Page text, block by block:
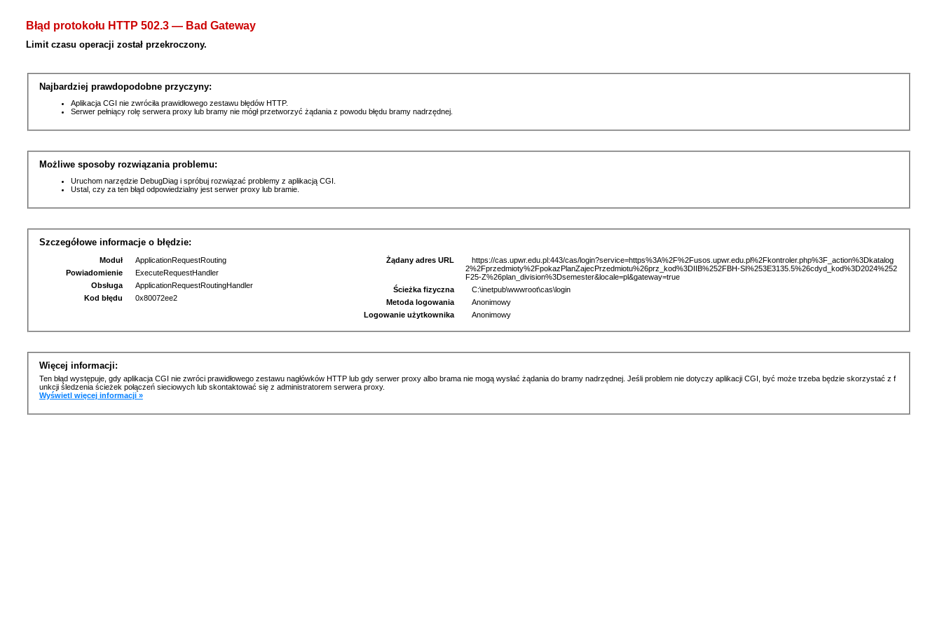
Błąd protokołu HTTP 502.3 — Bad Gateway
Limit czasu operacji został przekroczony.
Najbardziej prawdopodobne przyczyny:
Aplikacja CGI nie zwróciła prawidłowego zestawu błędów HTTP.
Serwer pełniący rolę serwera proxy lub bramy nie mógł przetworzyć żądania z powodu błędu bramy nadrzędnej.
Możliwe sposoby rozwiązania problemu:
Uruchom narzędzie DebugDiag i spróbuj rozwiązać problemy z aplikacją CGI.
Ustal, czy za ten błąd odpowiedzialny jest serwer proxy lub bramie.
Szczegółowe informacje o błędzie:
Moduł
ApplicationRequestRouting
Powiadomienie
ExecuteRequestHandler
Obsługa
ApplicationRequestRoutingHandler
Kod błędu
0x80072ee2
Żądany adres URL
https://cas.upwr.edu.pl:443/cas/login?service=https%3A%2F%2Fusos.upwr.edu.pl%2Fkontroler.php%3F_action%3Dkatalog
2%2Fprzedmioty%2FpokazPlanZajecPrzedmiotu%26prz_kod%3DIIB%252FBH-SI%253E3135.5%26cdyd_kod%3D2024%252
F25-Z%26plan_division%3Dsemester&locale=pl&gateway=true
Ścieżka fizyczna
C:\inetpub\wwwroot\cas\login
Metoda logowania
Anonimowy
Logowanie użytkownika
Anonimowy
Więcej informacji:
Ten błąd występuje, gdy aplikacja CGI nie zwróci prawidłowego zestawu nagłówków HTTP lub gdy serwer proxy albo brama nie mogą wysłać żądania do bramy nadrzędnej. Jeśli problem nie dotyczy aplikacji CGI, być może trzeba będzie skorzystać z f
unkcji śledzenia ścieżek połączeń sieciowych lub skontaktować się z administratorem serwera proxy.
Wyświetl więcej informacji »